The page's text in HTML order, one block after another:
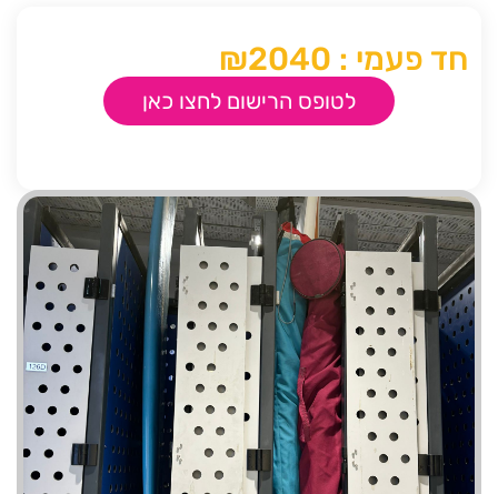
חד פעמי : ₪2040
לטופס הרישום לחצו כאן